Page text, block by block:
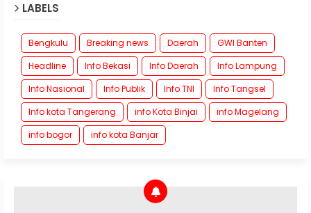
LABELS
Bengkulu Breaking news Daerah
GWI Banten
Headline
Info Bekasi Info Daerah
Info Lampung
Info Nasional
Info Publik Info TNI
Info Tangsel
Info kota Tangerang
info Kota Binjai
info Magelang
info bogor
info kota Banjar